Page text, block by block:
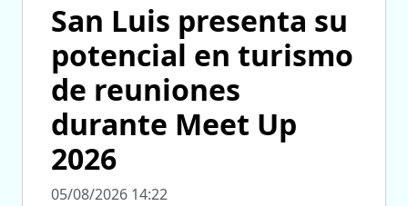
San Luis presenta su
potencial en turismo
de reuniones
durante Meet Up
2026
05/08/2026 14:22